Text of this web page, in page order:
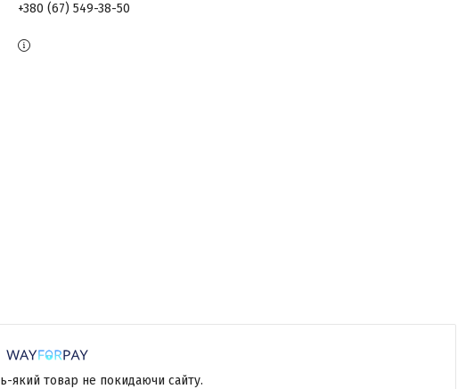
+380 (67) 549-38-50
який товар не покидаючи сайту.